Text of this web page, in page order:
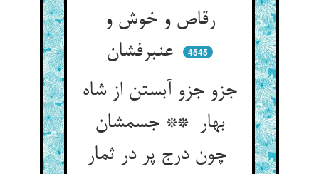
رقاص و خوش و
4545
جزو جزو آبستن از شاه
بهار ** جسمشان